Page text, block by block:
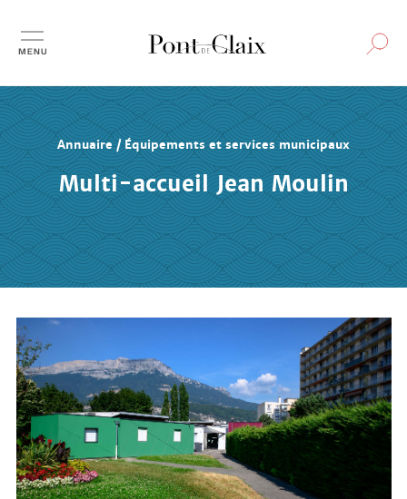
contenu
principal
Annuaire / Équipements et services municipaux
Multi-accueil Jean Moulin